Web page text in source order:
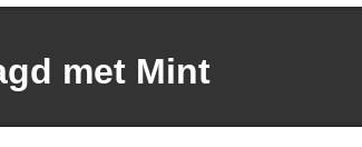
met Mint